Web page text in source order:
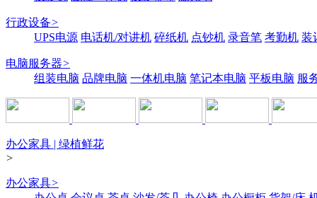
行政设备>
UPS电源 电话机/对讲机 碎纸机 点钞机 录音笔 考勤机 装
电脑服务器>
组装电脑 品牌电脑 一体机电脑 笔记本电脑 平板电脑 服
办公家具 | 绿植鲜花
>
办公家具>